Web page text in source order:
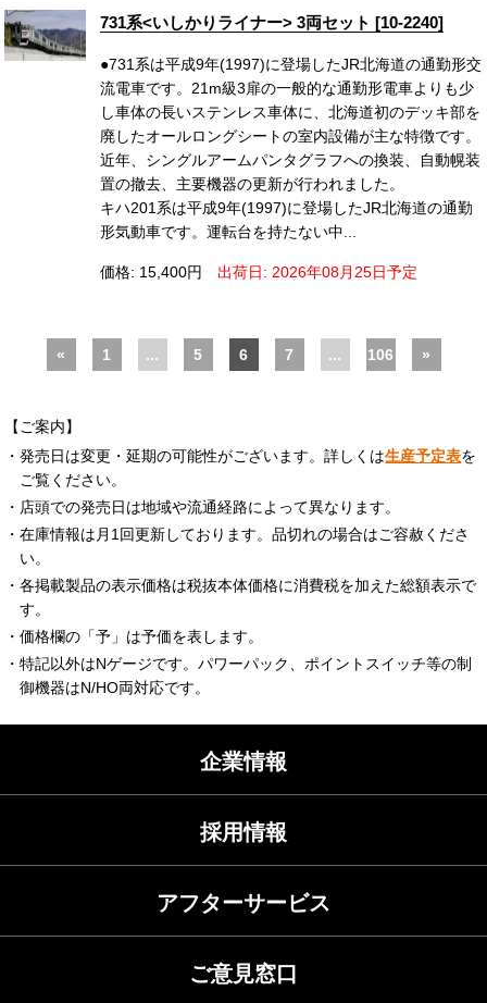
731系<いしかりライナー> 3両セット [10-2240]
●731系は平成9年(1997)に登場したJR北海道の通勤形交
流電車です。21m級3扉の一般的な通勤形電車よりも少
し車体の長いステンレス車体に、北海道初のデッキ部を
廃したオールロングシートの室内設備が主な特徴です。
近年、シングルアームパンタグラフへの換装、自動幌装
置の撤去、主要機器の更新が行われました。
キハ201系は平成9年(1997)に登場したJR北海道の通勤
形気動車です。運転台を持たない中...
価格: 15,400円 出荷日: 2026年08月25日予定
« 1 ... 5 6 7 ... 106 »
【ご案内】
・発売日は変更・延期の可能性がございます。詳しくは生産予定表を
ご覧ください。
・店頭での発売日は地域や流通経路によって異なります。
・在庫情報は月1回更新しております。品切れの場合はご容赦くださ
い。
・各掲載製品の表示価格は税抜本体価格に消費税を加えた総額表示で
す。
・価格欄の「予」は予価を表します。
・特記以外はNゲージです。パワーパック、ポイントスイッチ等の制
御機器はN/HO両対応です。
企業情報
採用情報
アフターサービス
ご意見窓口